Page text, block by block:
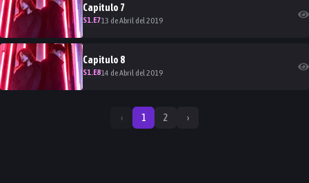
Capitulo 7
S1.E713 de Abril del 2019
Capitulo 8
S1.E814 de Abril del 2019
‹ 1 2 ›